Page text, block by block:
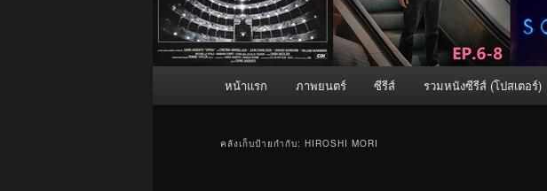
หน้าแรก ภาพยนตร์ ซีรีส์ รวมหนังซีรีส์ (โปสเตอร์)
คลังเก็บป้ายกำกับ: HIROSHI MORI